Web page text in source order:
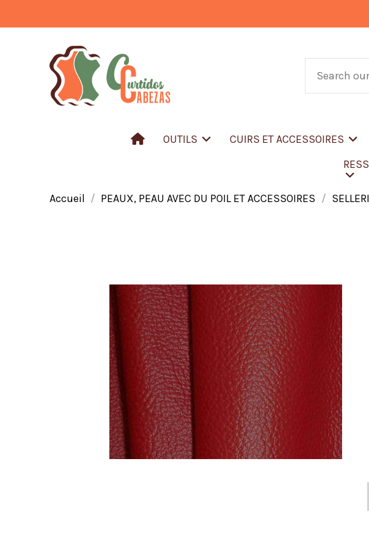
OUTILS CUIRS ET ACCESSOIRES
Accueil PEAUX, PEAU AVEC DU POIL ET ACCESSOIRES